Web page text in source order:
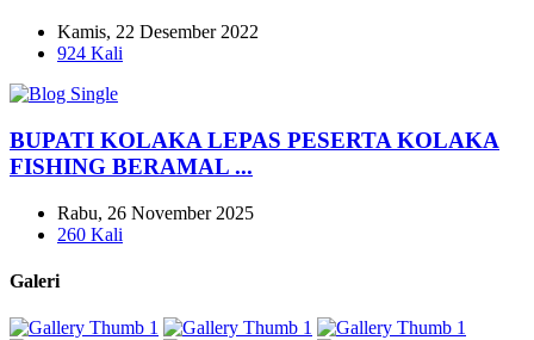
Kamis, 22 Desember 2022
924 Kali
BUPATI KOLAKA LEPAS PESERTA KOLAKA
FISHING BERAMAL ...
Rabu, 26 November 2025
260 Kali
Galeri